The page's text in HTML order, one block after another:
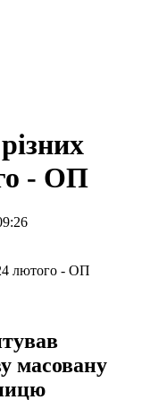
- ОП
масовану